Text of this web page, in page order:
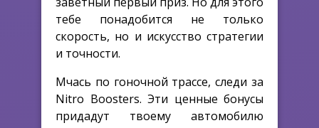
тебе понадобится не только
скорость, но и искусство стратегии
и точности.
Мчась по гоночной трассе, следи за
Nitro Boosters. Эти ценные бонусы
придадут твоему автомобилю